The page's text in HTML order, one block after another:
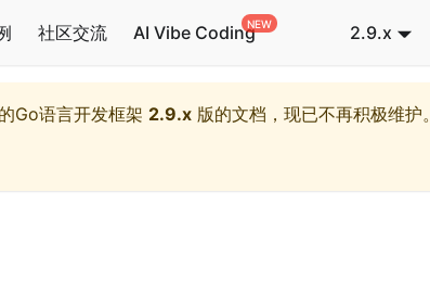
社区交流 AI Vibe Coding 2.9.x
Go语言开发框架 2.9.x 版的文档，现已不再积极维护。